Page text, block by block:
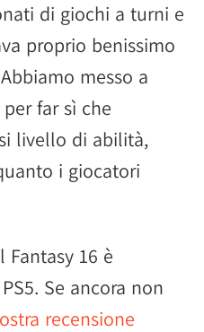
di giochi a turni e
proprio benissimo
messo a
far sì che
livello di abilità,
i giocatori
16 è
Se ancora non
recensione